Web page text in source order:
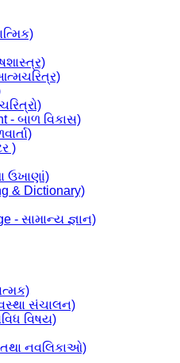
- બાળ વિકાસ)
)
ઉખાણાં)
& Dictionary)
- સામાન્ય જ્ઞાન)
સંચાલન)
વિષય)
નવલિકાઓ)